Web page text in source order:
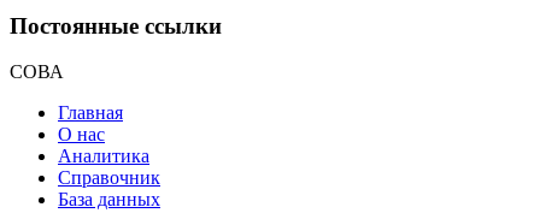
Постоянные ссылки
СОВА
Главная
О нас
Аналитика
Справочник
База данных